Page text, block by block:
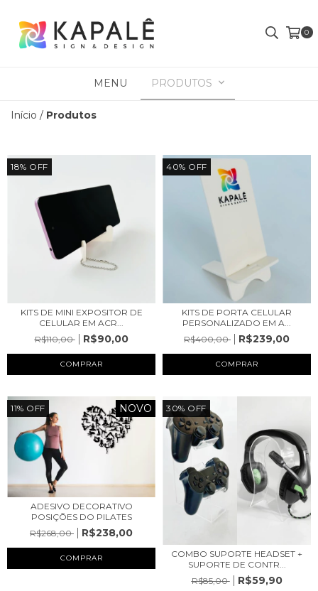
0
MENU PRODUTOS
Início / Produtos
18% OFF
KITS DE MINI EXPOSITOR DE
CELULAR EM ACR...
R$110,00
R$90,00
COMPRAR
40% OFF
KITS DE PORTA CELULAR
PERSONALIZADO EM A...
R$400,00
R$239,00
COMPRAR
11% OFF NOVO
ADESIVO DECORATIVO
POSIÇÕES DO PILATES
R$268,00
R$238,00
COMPRAR
30% OFF
COMBO SUPORTE HEADSET +
SUPORTE DE CONTR...
R$85,00
R$59,90